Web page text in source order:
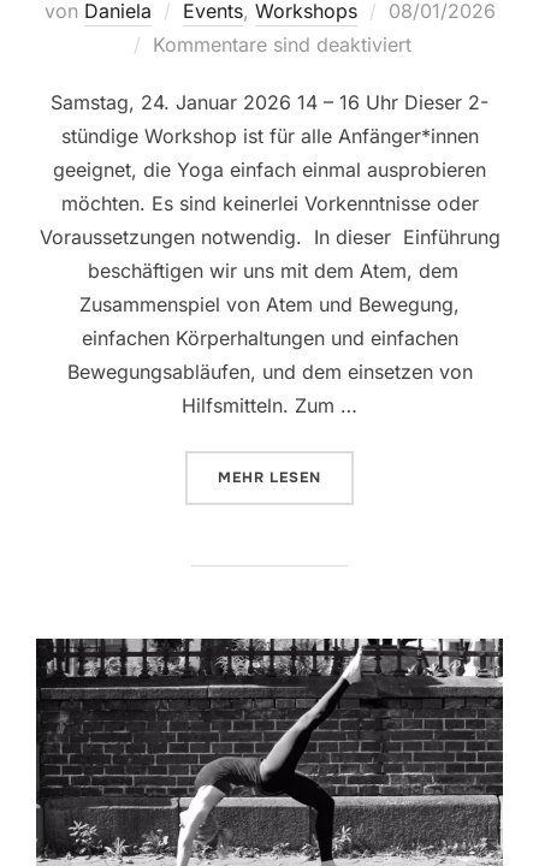
von Daniela Events, Workshops
Veröffentlicht
am
08/01/2026
Kommentare sind deaktiviert
Samstag, 24. Januar 2026 14 – 16 Uhr Dieser 2-
stündige Workshop ist für alle Anfänger*innen
geeignet, die Yoga einfach einmal ausprobieren
möchten. Es sind keinerlei Vorkenntnisse oder
Voraussetzungen notwendig. In dieser Einführung
beschäftigen wir uns mit dem Atem, dem
Zusammenspiel von Atem und Bewegung,
einfachen Körperhaltungen und einfachen
Bewegungsabläufen, und dem einsetzen von
Hilfsmitteln. Zum …
MEHR ÜBER „LUST AUF YOGA?!
LESEN